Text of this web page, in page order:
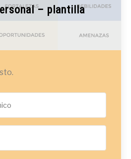
– plantilla